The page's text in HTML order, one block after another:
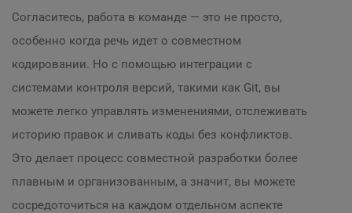
Согласитесь, работа в команде — это не просто,
особенно когда речь идет о совместном
кодировании. Но с помощью интеграции с
системами контроля версий, такими как Git, вы
можете легко управлять изменениями, отслеживать
историю правок и сливать коды без конфликтов.
Это делает процесс совместной разработки более
плавным и организованным, а значит, вы можете
сосредоточиться на каждом отдельном аспекте